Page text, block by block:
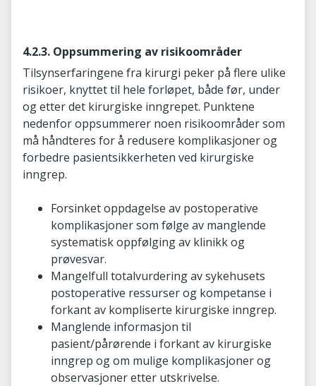
4.2.3. Oppsummering av risikoområder
Tilsynserfaringene fra kirurgi peker på flere ulike
risikoer, knyttet til hele forløpet, både før, under
og etter det kirurgiske inngrepet. Punktene
nedenfor oppsummerer noen risikoområder som
må håndteres for å redusere komplikasjoner og
forbedre pasientsikkerheten ved kirurgiske
inngrep.
Forsinket oppdagelse av postoperative
komplikasjoner som følge av manglende
systematisk oppfølging av klinikk og
prøvesvar.
Mangelfull totalvurdering av sykehusets
postoperative ressurser og kompetanse i
forkant av kompliserte kirurgiske inngrep.
Manglende informasjon til
pasient/pårørende i forkant av kirurgiske
inngrep og om mulige komplikasjoner og
observasjoner etter utskrivelse.